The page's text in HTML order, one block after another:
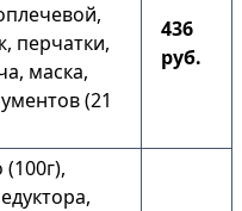
перчатки,
маска,
(21
436
руб.